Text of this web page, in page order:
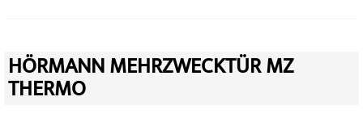
HÖRMANN MEHRZWECKTÜR MZ
THERMO